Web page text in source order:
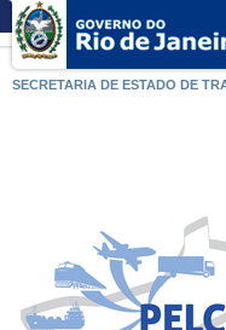
SECRETARIA DE ESTADO DE